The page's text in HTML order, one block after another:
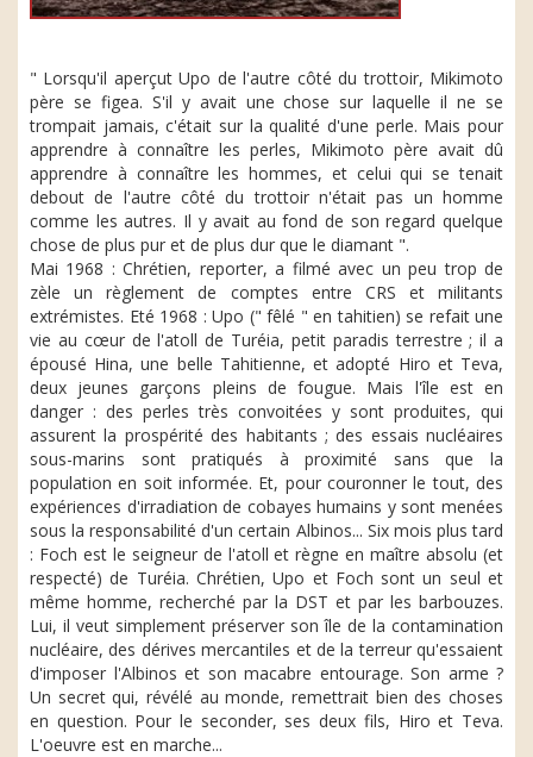
" Lorsqu'il aperçut Upo de l'autre côté du trottoir, Mikimoto
père se figea. S'il y avait une chose sur laquelle il ne se
trompait jamais, c'était sur la qualité d'une perle. Mais pour
apprendre à connaître les perles, Mikimoto père avait dû
apprendre à connaître les hommes, et celui qui se tenait
debout de l'autre côté du trottoir n'était pas un homme
comme les autres. Il y avait au fond de son regard quelque
chose de plus pur et de plus dur que le diamant ".
Mai 1968 : Chrétien, reporter, a filmé avec un peu trop de
zèle un règlement de comptes entre CRS et militants
extrémistes. Eté 1968 : Upo (" fêlé " en tahitien) se refait une
vie au cœur de l'atoll de Turéia, petit paradis terrestre ; il a
épousé Hina, une belle Tahitienne, et adopté Hiro et Teva,
deux jeunes garçons pleins de fougue. Mais l'île est en
danger : des perles très convoitées y sont produites, qui
assurent la prospérité des habitants ; des essais nucléaires
sous-marins sont pratiqués à proximité sans que la
population en soit informée. Et, pour couronner le tout, des
expériences d'irradiation de cobayes humains y sont menées
sous la responsabilité d'un certain Albinos... Six mois plus tard
: Foch est le seigneur de l'atoll et règne en maître absolu (et
respecté) de Turéia. Chrétien, Upo et Foch sont un seul et
même homme, recherché par la DST et par les barbouzes.
Lui, il veut simplement préserver son île de la contamination
nucléaire, des dérives mercantiles et de la terreur qu'essaient
d'imposer l'Albinos et son macabre entourage. Son arme ?
Un secret qui, révélé au monde, remettrait bien des choses
en question. Pour le seconder, ses deux fils, Hiro et Teva.
L'oeuvre est en marche...